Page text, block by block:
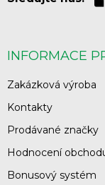
INFORMACE
Zakázková výroba
Kontakty
Prodávané značky
Hodnocení
Bonusový systém